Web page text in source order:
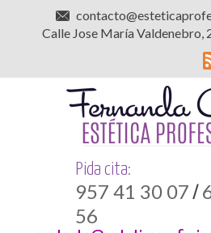
Calle Jose María Valdenebro,
Pida cita:
957 41 30 07 /
56